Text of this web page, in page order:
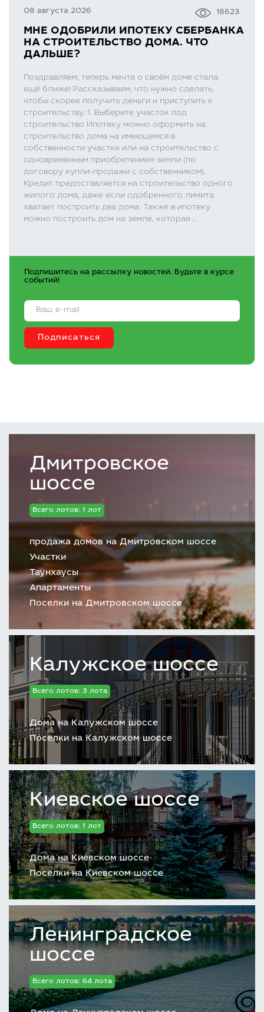
08 августа 2026 18623
МНЕ ОДОБРИЛИ ИПОТЕКУ СБЕРБАНКА
НА СТРОИТЕЛЬСТВО ДОМА. ЧТО
ДАЛЬШЕ?
Поздравляем, теперь мечта о своём доме стала
ещё ближе! Рассказываем, что нужно сделать,
чтобы скорее получить деньги и приступить к
строительству. 1. Выберите участок под
строительство Ипотеку можно оформить на
строительство дома на имеющемся в
собственности участке или на строительство с
одновременным приобретением земли (по
договору купли-продажи с собственником).
Кредит предоставляется на строительство одного
жилого дома, даже если одобренного лимита
хватает построить два дома. Также в ипотеку
можно построить дом на земле, которая ...
Подпишитесь на рассылку новостей. Будьте в курсе
событий!
Дмитровское
шоссе
Всего лотов: 1 лот
продажа домов на Дмитровском шоссе
Участки
Таунхаусы
Апартаменты
Поселки на Дмитровском шоссе
Калужское шоссе
Всего лотов: 3 лота
Дома на Калужском шоссе
Поселки на Калужском шоссе
Киевское шоссе
Всего лотов: 1 лот
Дома на Киевском шоссе
Поселки на Киевском шоссе
Ленинградское
шоссе
Всего лотов: 64 лота